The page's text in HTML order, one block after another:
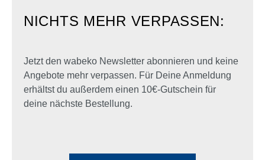
NICHTS MEHR VERPASSEN:
Jetzt den wabeko Newsletter abonnieren und keine
Angebote mehr verpassen. Für Deine Anmeldung
erhältst du außerdem einen 10€-Gutschein für
deine nächste Bestellung.